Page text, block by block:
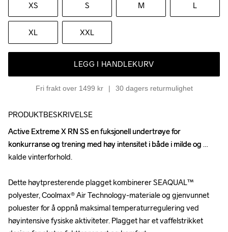
XS S M L
XL XXL
LEGG I HANDLEKURV
Fri frakt over 1499 kr 30 dagers returmulighet
PRODUKTBESKRIVELSE
Active Extreme X RN SS en fuksjonell undertrøye for
konkurranse og trening med høy intensitet i både i milde og
kalde vinterforhold.
Dette høytpresterende plagget kombinerer SEAQUAL™
polyester, Coolmax® Air Technology-materiale og gjenvunnet
poluester for å oppnå maksimal temperaturregulering ved
høyintensive fysiske aktiviteter. Plagget har et vaffelstrikket
Active Extreme X RN SS en fuksjonell undertrøye for
konkurranse og trening med høy intensitet i både i milde og
kalde vinterforhold.
Dette høytpresterende plagget kombinerer SEAQUAL™
polyester, Coolmax® Air Technology-materiale og gjenvunnet
poluester for å oppnå maksimal temperaturregulering ved
høyintensive fysiske aktiviteter. Plagget har et vaffelstrikket